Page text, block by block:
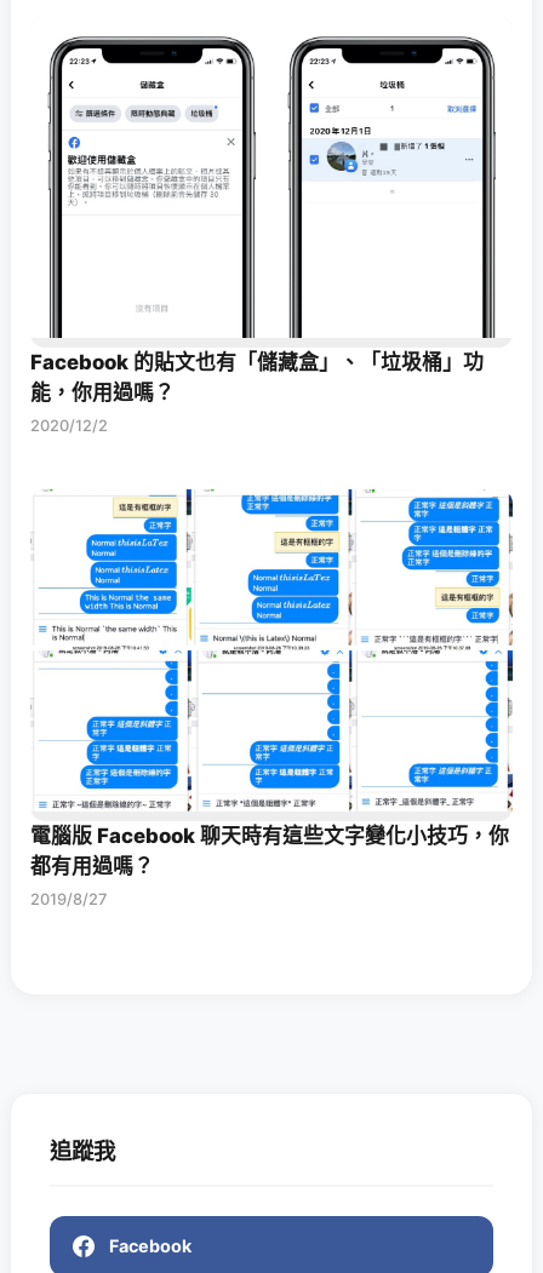
Facebook 的貼文也有「儲藏盒」、「垃圾桶」功
能，你用過嗎？
2020/12/2
電腦版 Facebook 聊天時有這些文字變化小技巧，你
都有用過嗎？
2019/8/27
追蹤我
Facebook